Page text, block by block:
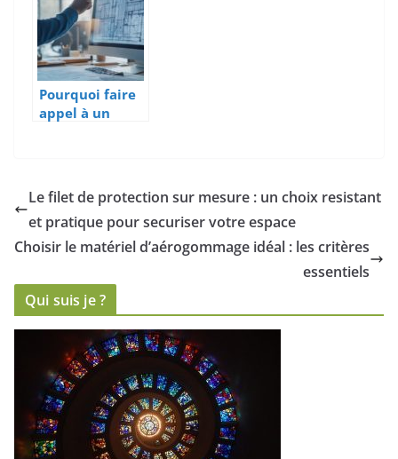
Pourquoi faire
appel à un
rénovations
énergétiques ?
Le filet de protection sur mesure : un choix resistant
et pratique pour securiser votre espace
Choisir le matériel d’aérogommage idéal : les critères
essentiels
Qui suis je ?